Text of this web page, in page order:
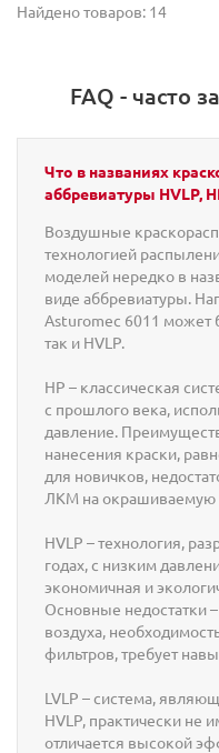
Найдено товаров: 14
FAQ - часто
Что в названиях
аббревиатуры HVLP,
Воздушные
технологией
моделей нередко в
виде аббревиатуры.
Asturomec 6011 может
так и HVLP.
HP – классическая
с прошлого века,
давление.
нанесения краски,
для новичков,
ЛКМ на окрашиваемую
HVLP – технология,
годах, с низким
экономичная и
Основные недостатки
воздуха,
фильтров, требует
LVLP – система,
HVLP, практически не
отличается высокой